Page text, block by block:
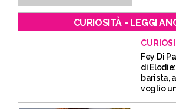
CURIOSITÀ - LEGGI
Fey Di
di
barista,
voglio